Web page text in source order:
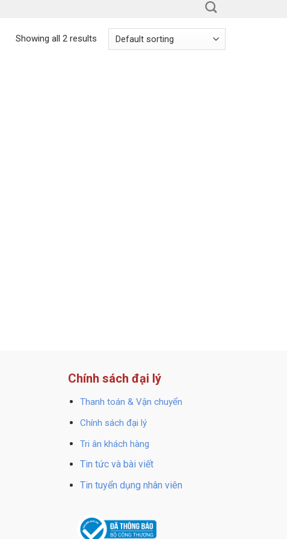
Showing all 2 results
Chính sách đại lý
Thanh toán & Vận chuyển
Chính sách đại lý
Tri ân khách hàng
Tin tức và bài viết
Tin tuyển dụng nhân viên